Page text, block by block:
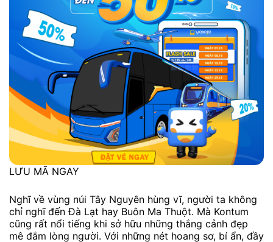
LƯU MÃ NGAY
Nghĩ về vùng núi Tây Nguyên hùng vĩ, người ta không
chỉ nghĩ đến Đà Lạt hay Buôn Ma Thuột. Mà Kontum
cũng rất nổi tiếng khi sở hữu những thắng cảnh đẹp
mê đắm lòng người. Với những nét hoang sơ, bí ẩn, đầy